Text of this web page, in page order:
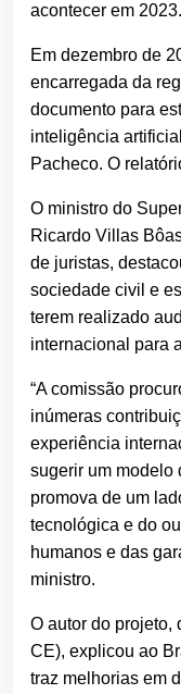
acontecer em 2023.
Em dezembro de
encarregada da
documento para
inteligência
Pacheco. O
O ministro do
Ricardo Villas
de juristas,
sociedade civil e
terem realizado
internacional para
“A comissão
inúmeras
experiência
sugerir um modelo
promova de um
tecnológica e do
humanos e das
ministro.
O autor do projeto,
CE), explicou ao
traz melhorias em